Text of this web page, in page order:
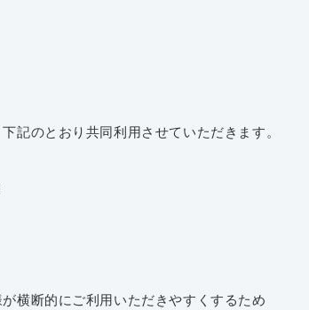
記のとおり共同利用させていただきます。
横断的にご利用いただきやすくするため